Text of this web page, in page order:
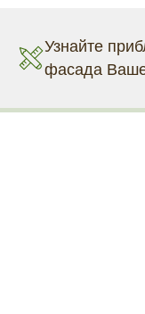
Узнайте
фасада